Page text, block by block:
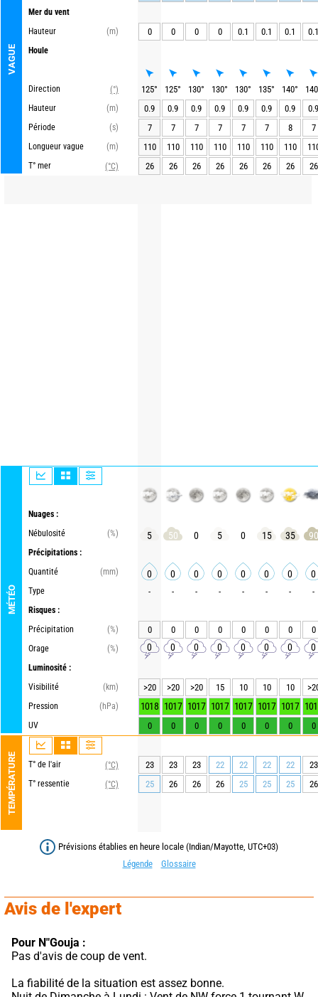
VAGUE
Mer du vent
Hauteur
(m)
Houle
Direction
(°)
Hauteur
(m)
Période
(s)
Longueur vague
(m)
T° mer
(°C)
MÉTÉO
Nuages :
Nébulosité
(%)
Précipitations :
Quantité
(mm)
Type
Risques :
Précipitation
(%)
Orage
(%)
Luminosité :
Visibilité
(km)
Pression
(hPa)
UV
TEMPÉRATURE T° de l'air
(°C)
T° ressentie
(°C)
0 0 0 0 0.1 0.1 0.1 0.1
125° 125° 130° 130° 130° 135° 140°
140
0.9
0.9 0.9 0.9 0.9 0.9 0.9
0.9
7
7 7 7 7 7 8
7
110
110 110 110 110 110 110
26
26 26 26 26 26 26 26
5 50 0 5 0 15 35 90
0 0 0 0 0 0 0 0
- - - - - - - -
0 0 0 0 0 0 0 0
0 0 0 0 0 0 0 0
>20 >20 >20 15 10 10 10
1018 1017 1017 1017 1017 1017 1017
0 0 0 0 0 0 0 0
23 23 23 22 22 22 22
23
25
26 26 26 25 25 25 26
Prévisions établies en heure locale (Indian/Mayotte, UTC+03)
Légende
Glossaire
Avis de l'expert
Pour N"Gouja :
Pas d'avis de coup de vent.
La fiabilité de la situation est assez bonne.